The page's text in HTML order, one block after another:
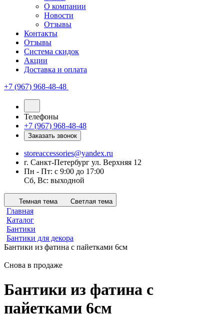
О компании
Новости
Отзывы
Контакты
Отзывы
Система скидок
Акции
Доставка и оплата
+7 (967) 968-48-48
Телефоны
+7 (967) 968-48-48
Заказать звонок
storeaccessories@yandex.ru
г. Санкт-Петербург ул. Верхняя 12
Пн - Пт: с 9:00 до 17:00
Сб, Вс: выходной
Темная тема Светлая тема
Главная
Каталог
Бантики
Бантики для декора
Бантики из фатина с пайетками 6см
Снова в продаже
Бантики из фатина с
пайетками 6см